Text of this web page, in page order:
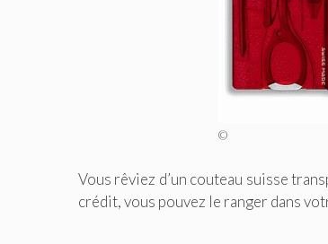
©
Vous rêviez d’un couteau suisse
crédit, vous pouvez le ranger dans